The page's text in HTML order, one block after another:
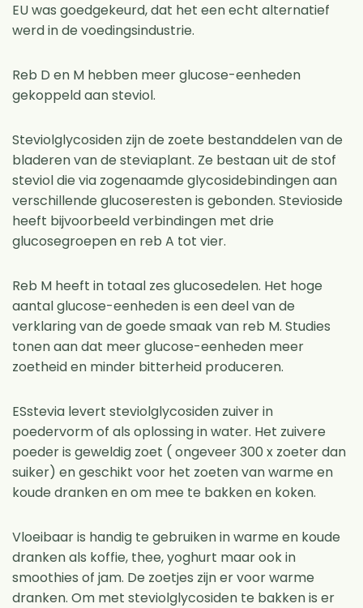
EU was goedgekeurd, dat het een echt alternatief
werd in de voedingsindustrie.
Reb D en M hebben meer glucose-eenheden
gekoppeld aan steviol.
Steviolglycosiden zijn de zoete bestanddelen van de
bladeren van de steviaplant. Ze bestaan ​​uit de stof
steviol die via zogenaamde glycosidebindingen aan
verschillende glucoseresten is gebonden. Stevioside
heeft bijvoorbeeld verbindingen met drie
glucosegroepen en reb A tot vier.
Reb M heeft in totaal zes glucosedelen. Het hoge
aantal glucose-eenheden is een deel van de
verklaring van de goede smaak van reb M. Studies
tonen aan dat meer glucose-eenheden meer
zoetheid en minder bitterheid produceren.
ESstevia levert steviolglycosiden zuiver in
poedervorm of als oplossing in water. Het zuivere
poeder is geweldig zoet ( ongeveer 300 x zoeter dan
suiker) en geschikt voor het zoeten van warme en
koude dranken en om mee te bakken en koken.
Vloeibaar is handig te gebruiken in warme en koude
dranken als koffie, thee, yoghurt maar ook in
smoothies of jam. De zoetjes zijn er voor warme
dranken. Om met steviolglycosiden te bakken is er